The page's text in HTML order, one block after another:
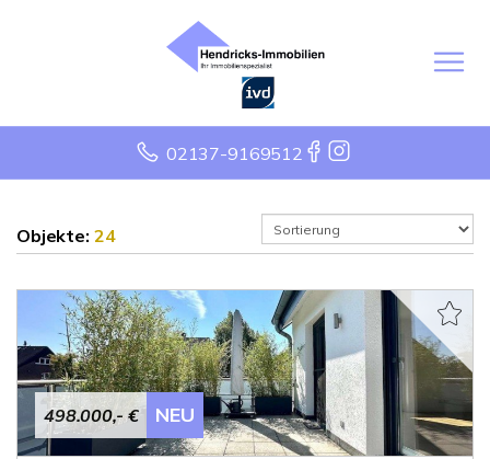
02137-9169512
Objekte: 24
498.000,- € NEU